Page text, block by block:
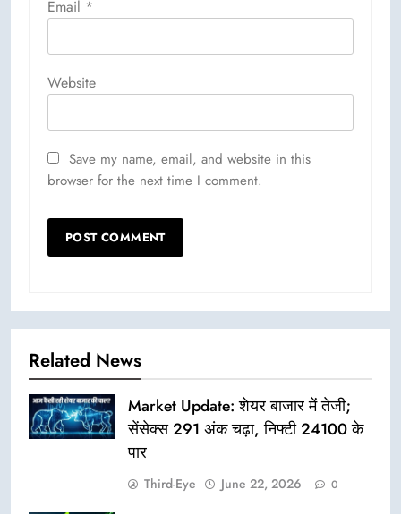
Email *
Website
Save my name, email, and website in this
browser for the next time I comment.
Related News
Market Update: शेयर बाजार में तेजी;
सेंसेक्स 291 अंक चढ़ा, निफ्टी 24100 के
पार
Third-Eye June 22, 2026 0